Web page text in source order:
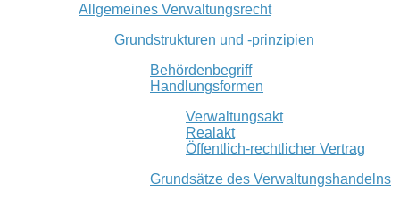
Allgemeines Verwaltungsrecht
Grundstrukturen und -prinzipien
Behördenbegriff
Handlungsformen
Verwaltungsakt
Realakt
Öffentlich-rechtlicher Vertrag
Grundsätze des Verwaltungshandelns